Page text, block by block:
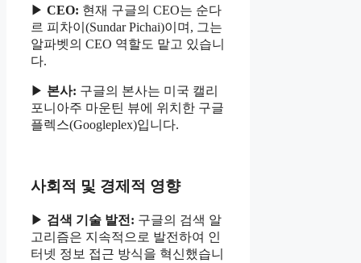
▶ CEO: 현재 구글의 CEO는 순다
르 피차이(Sundar Pichai)이며, 그는
알파벳의 CEO 역할도 맡고 있습니
다.
▶ 본사: 구글의 본사는 미국 캘리
포니아주 마운틴 뷰에 위치한 구글
플렉스(Googleplex)입니다.
사회적 및 경제적 영향
▶ 검색 기술 발전: 구글의 검색 알
고리즘은 지속적으로 발전하여 인
터넷 정보 접근 방식을 혁신했습니